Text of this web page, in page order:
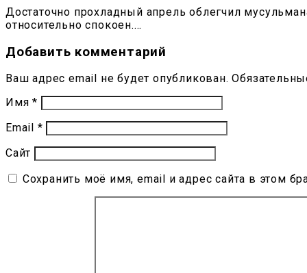
Достаточно прохладный апрель облегчил
относительно спокоен.…
Добавить комментарий
Ваш адрес email не будет опубликован.
Имя*
Email *
Сайт
Сохранить моё имя, email и адрес сайта в этом